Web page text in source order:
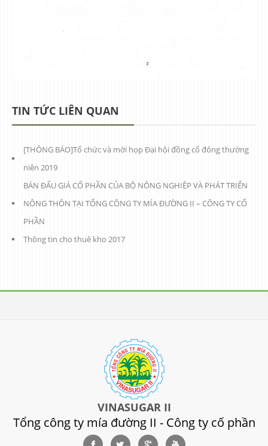
TIN TỨC LIÊN QUAN
[THÔNG BÁO]Tổ chức và mời họp Đại hội đồng cổ đông thường
niên 2019
BÁN ĐẤU GIÁ CỔ PHẦN CỦA BỘ NÔNG NGHIỆP VÀ PHÁT TRIỂN
NÔNG THÔN TẠI TỔNG CÔNG TY MÍA ĐƯỜNG II – CÔNG TY CỔ
PHẦN
Thông tin cho thuê kho 2017
VINASUGAR II
Tổng công ty mía đường II - Công ty cố phần